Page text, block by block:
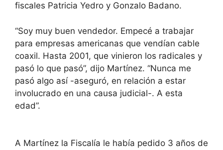
fiscales Patricia Yedro y Gonzalo Badano.
“Soy muy buen vendedor. Empecé a trabajar
para empresas americanas que vendían cable
coaxil. Hasta 2001, que vinieron los radicales y
pasó lo que pasó”, dijo Martínez. “Nunca me
pasó algo así -aseguró, en relación a estar
involucrado en una causa judicial-. A esta
edad”.
A Martínez la Fiscalía le había pedido 3 años de